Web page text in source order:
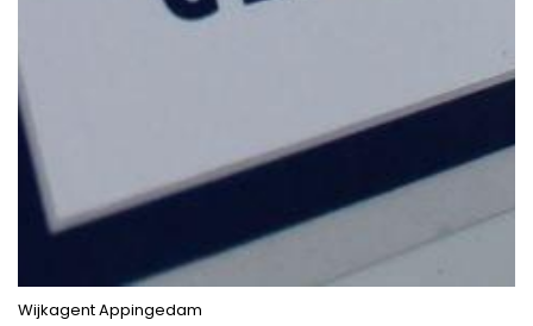
Wijkagent Appingedam